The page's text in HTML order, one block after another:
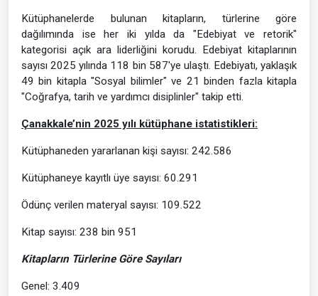
Kütüphanelerde bulunan kitapların, türlerine göre
dağılımında ise her iki yılda da "Edebiyat ve retorik"
kategorisi açık ara liderliğini korudu. Edebiyat kitaplarının
sayısı 2025 yılında 118 bin 587'ye ulaştı. Edebiyatı, yaklaşık
49 bin kitapla "Sosyal bilimler" ve 21 binden fazla kitapla
"Coğrafya, tarih ve yardımcı disiplinler" takip etti.
Çanakkale’nin 2025 yılı kütüphane istatistikleri:
Kütüphaneden yararlanan kişi sayısı: 242.586
Kütüphaneye kayıtlı üye sayısı: 60.291
Ödünç verilen materyal sayısı: 109.522
Kitap sayısı: 238 bin 951
Kitapların Türlerine Göre Sayıları
Genel: 3.409